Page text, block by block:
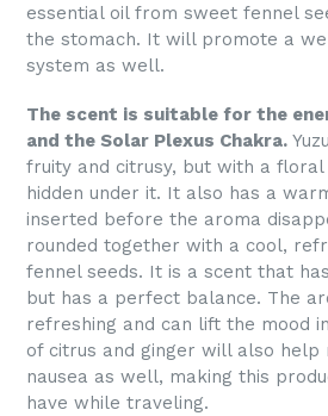
essential oil from sweet fennel
the stomach. It will promote a
system as well.
The scent is suitable for the
and the Solar Plexus Chakra.
fruity and citrusy, but with a floral
hidden under it. It also has a
inserted before the aroma
rounded together with a cool,
fennel seeds. It is a scent that
but has a perfect balance. The
refreshing and can lift the mood
of citrus and ginger will also help
nausea as well, making this
have while traveling.